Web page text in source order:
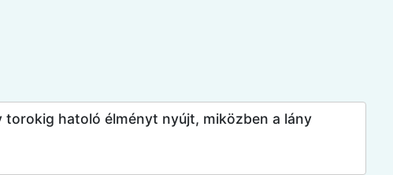
torokig hatoló élményt nyújt, miközben a lány